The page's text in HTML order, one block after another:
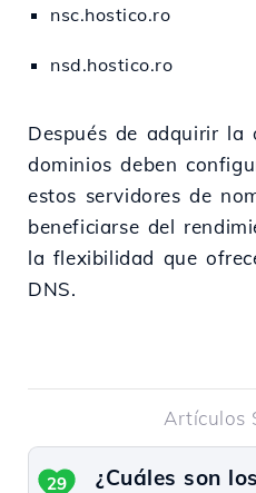
nsc.hostico.ro
nsd.hostico.ro
Después de adquirir la
dominios deben
estos servidores de
beneficiarse del
la flexibilidad que
DNS.
Artículos
¿Cuáles son
29